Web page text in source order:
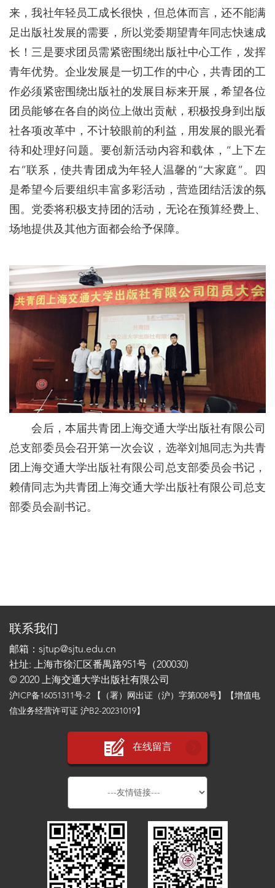
来，我社年轻员工成长很快，但总体而言，还不能满
足出版社发展的需要，所以党委期望青年同志快速成
长！三是要求团员需紧密围绕出版社中心工作，发挥
青年优势。企业发展是一切工作的中心，共青团的工
作必须紧密围绕出版社的发展目标来开展，希望各位
团员能够在各自的岗位上做出贡献，积极投身到出版
社各项改革中，不计较眼前的利益，用发展的眼光看
待和处理好问题。要创新活动内容和载体，“上下左
右”联系，使共青团成为年轻人温馨的“大家庭”。四
是希望今后要组织丰富多彩活动，营造团结活泼的氛
围。党委将积极支持团的活动，无论在预算经费上、
场地提供及其他方面都会给予保障。
会后，本届共青团上海交通大学出版社有限公司
总支部委员会召开第一次会议，选举刘旭同志为共青
团上海交通大学出版社有限公司总支部委员会书记，
赖倩同志为共青团上海交通大学出版社有限公司总支
部委员会副书记。
联系我们
邮箱：sjtup@sjtu.edu.cn
社址: 上海市徐汇区番禺路951号（200030)
© 2020 上海交通大学出版社有限公司
沪ICP备16051311号-2 【（署）网出证（沪）字第008号】【增值电
信业务经营许可证 沪B2-20231019】
在线留言